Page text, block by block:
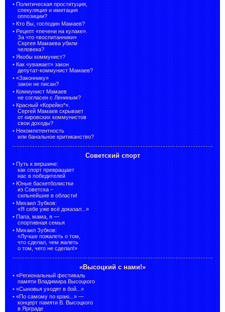
• Политическая проституция,
спекуляция и имитация
оппозиции?
• Кто Вы, господин Мамаев?
• Рецепт «печени на кулаке».
За что «воспитанники»
Сергея Мамаева убили
человека?
• Якобы коммунист?
• Как «уважает» закон
депутат-коммунист Мамаев?
• «Законнику»
закон не писан?
• Коммунист Мамаев
не согласен с Лениным?
• Красный «Корейко*».
Сергей Мамаев скрывает
от кировских коммунистов
свои доходы?
• Некомпетентность
или банальное критиканство?
Советский спорт
• Путь к вершине:
как спорт превращает
нас в победителей
• Юные баскетболистки
из Советска –
сильнейшие в области!
• Михаил Зубков:
«Я себе уже всё доказал...»
• Папа, мама, я —
спортивная семья
• Михаил Зубков:
«Лучше пожалеть о том,
что сделал, чем жалеть
о том, чего не сделал!»
«Высоцкий с нами!»
• «Региональный фестиваль
памяти Владимира Высоцкого
• «Сыновья уходят в бой...»
• «По самому по краю...» —
концерт памяти В. Высоцкого
в Ярграде